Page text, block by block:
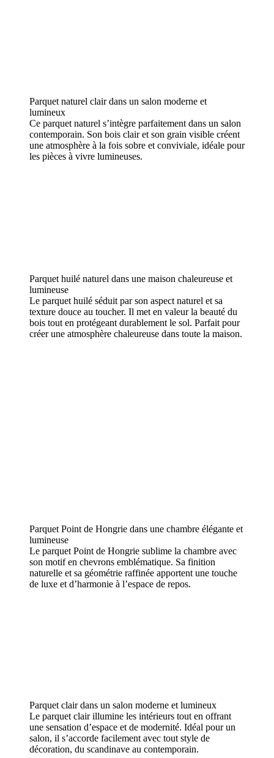
Parquet naturel clair dans un salon moderne et
lumineux
Ce parquet naturel s’intègre parfaitement dans un salon
contemporain. Son bois clair et son grain visible créent
une atmosphère à la fois sobre et conviviale, idéale pour
les pièces à vivre lumineuses.
Parquet huilé naturel dans une maison chaleureuse et
lumineuse
Le parquet huilé séduit par son aspect naturel et sa
texture douce au toucher. Il met en valeur la beauté du
bois tout en protégeant durablement le sol. Parfait pour
créer une atmosphère chaleureuse dans toute la maison.
Parquet Point de Hongrie dans une chambre élégante et
lumineuse
Le parquet Point de Hongrie sublime la chambre avec
son motif en chevrons emblématique. Sa finition
naturelle et sa géométrie raffinée apportent une touche
de luxe et d’harmonie à l’espace de repos.
Parquet clair dans un salon moderne et lumineux
Le parquet clair illumine les intérieurs tout en offrant
une sensation d’espace et de modernité. Idéal pour un
salon, il s’accorde facilement avec tout style de
décoration, du scandinave au contemporain.